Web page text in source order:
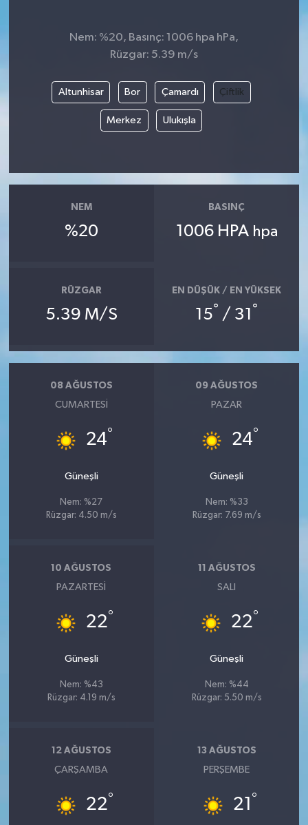
Nem: %20, Basınç: 1006 hpa hPa,
Rüzgar: 5.39 m/s
Altunhisar Bor Çamardı Çiftlik
Merkez Ulukışla
NEM
%20
BASINÇ
1006 HPA hpa
RÜZGAR
5.39 M/S
EN DÜŞÜK / EN YÜKSEK
15° / 31 °
08 AĞUSTOS
CUMARTESI
24°
Güneşli
Nem: %27
Rüzgar: 4.50 m/s
09 AĞUSTOS
PAZAR
24°
Güneşli
Nem: %33
Rüzgar: 7.69 m/s
10 AĞUSTOS
PAZARTESI
22°
Güneşli
Nem: %43
Rüzgar: 4.19 m/s
11 AĞUSTOS
SALI
22°
Güneşli
Nem: %44
Rüzgar: 5.50 m/s
12 AĞUSTOS
ÇARŞAMBA
22°
13 AĞUSTOS
PERŞEMBE
21 °